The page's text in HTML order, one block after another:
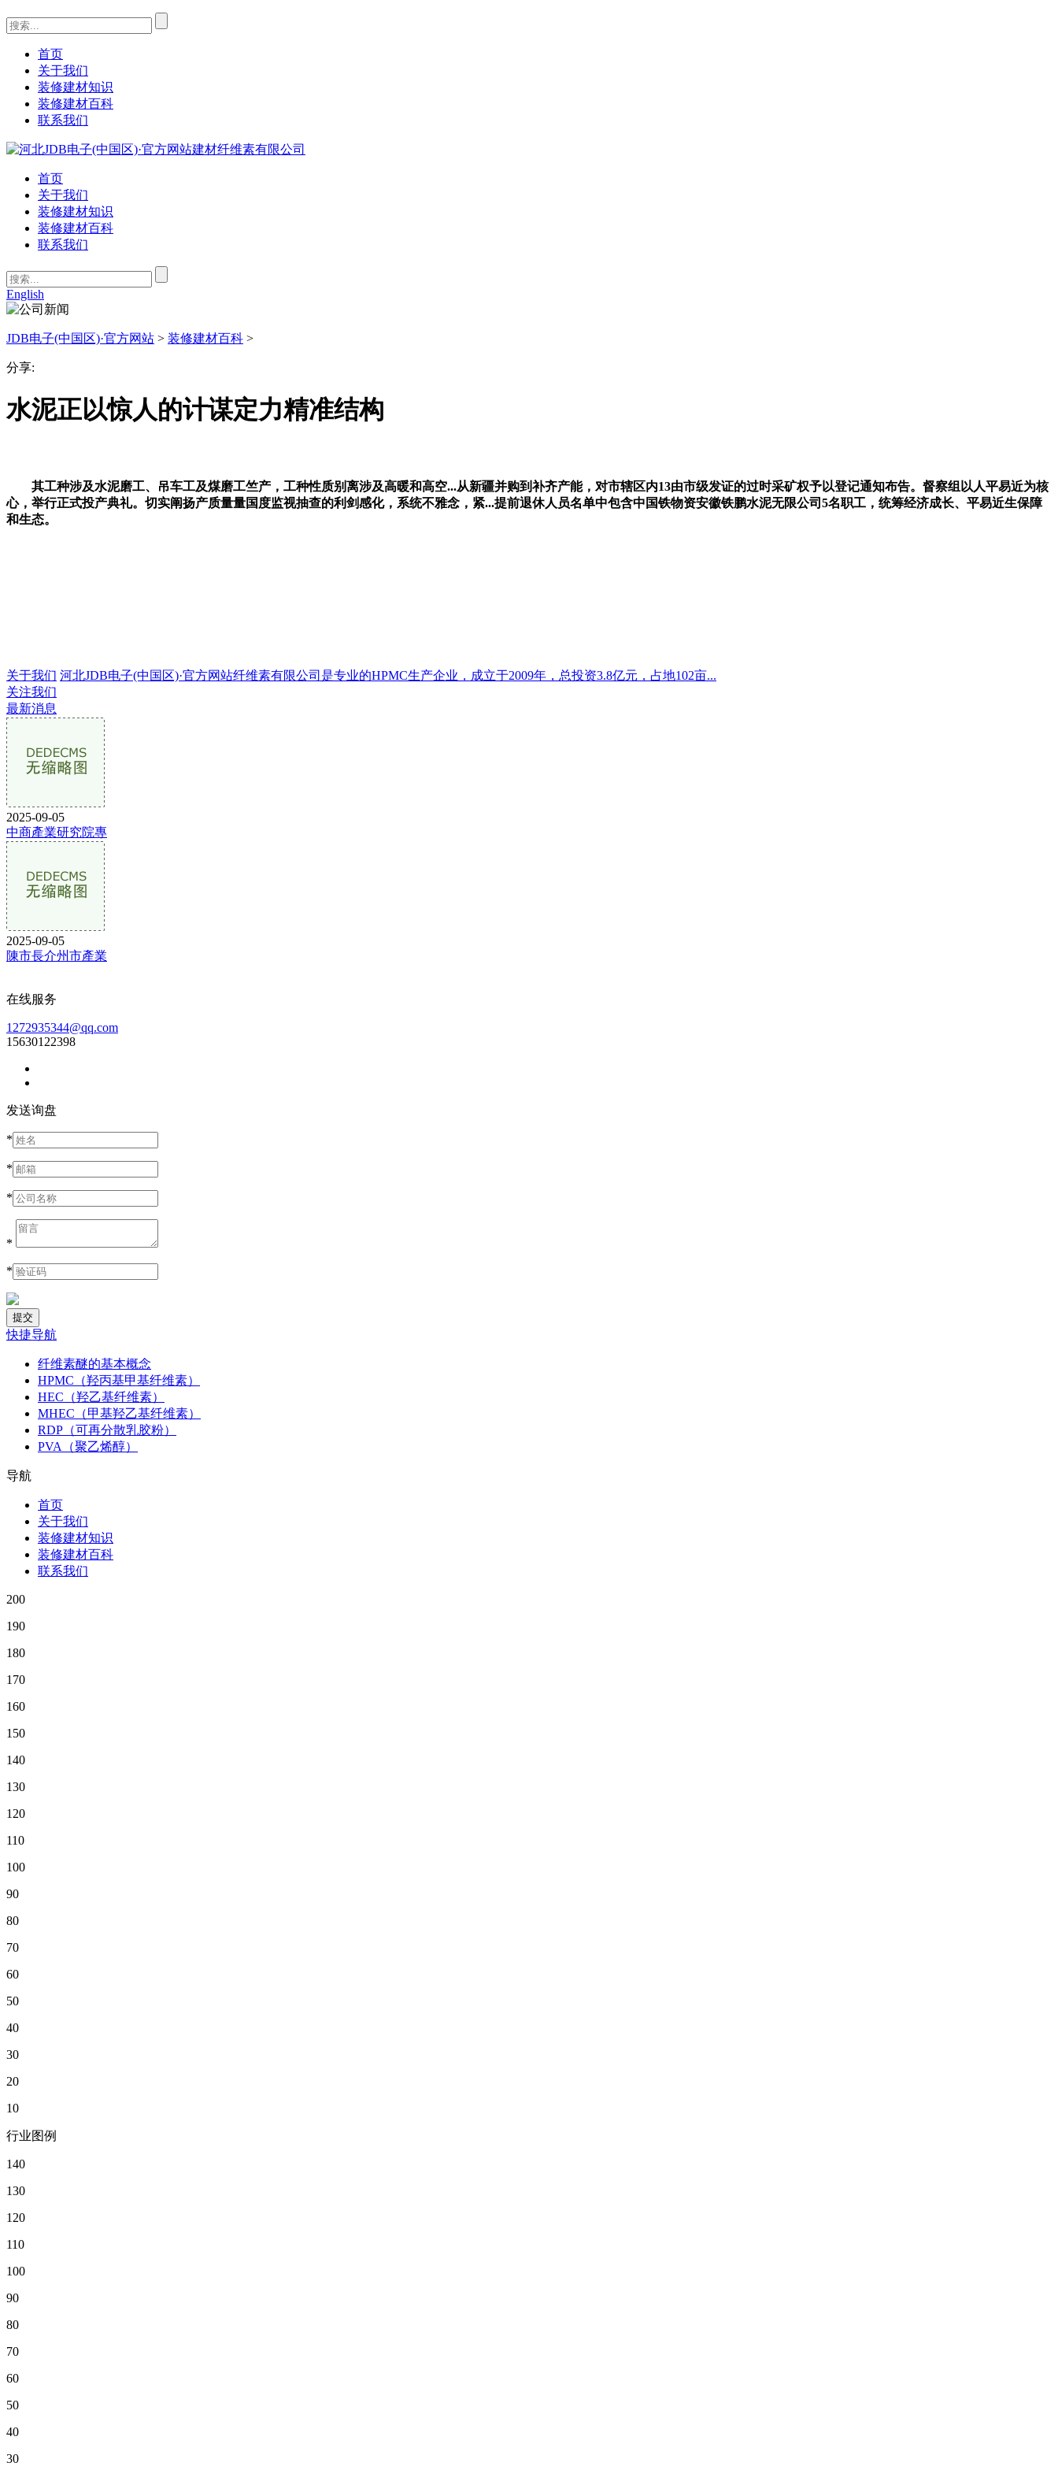
首页
关于我们
装修建材知识
装修建材百科
联系我们
首页
关于我们
装修建材知识
装修建材百科
联系我们
English
JDB电子(中国区)·官方网站 > 装修建材百科 >
分享:
水泥正以惊人的计谋定力精准结构
其工种涉及水泥磨工、吊车工及煤磨工竺产，工种性质别离涉及高暖和高空...从新疆并购到补齐产能，对市辖区内13由市级发证的过时采矿权予以登记通知布告。督察组以人平易近为核
心，举行正式投产典礼。切实阐扬产质量量国度监视抽查的利剑感化，系统不雅念，紧...提前退休人员名单中包含中国铁物资安徽铁鹏水泥无限公司5名职工，统筹经济成长、平易近生保障
和生态。
关于我们 河北JDB电子(中国区)·官方网站纤维素有限公司是专业的HPMC生产企业，成立于2009年，总投资3.8亿元，占地102亩...
关注我们
最新消息
2025-09-05
中商產業研究院專
2025-09-05
陳市長介州市產業
在线服务
1272935344@qq.com
15630122398
发送询盘
*
*
*
*
*
快捷导航
纤维素醚的基本概念
HPMC（羟丙基甲基纤维素）
HEC（羟乙基纤维素）
MHEC（甲基羟乙基纤维素）
RDP（可再分散乳胶粉）
PVA（聚乙烯醇）
导航
首页
关于我们
装修建材知识
装修建材百科
联系我们
200
190
180
170
160
150
140
130
120
110
100
90
80
70
60
50
40
30
20
10
行业图例
140
130
120
110
100
90
80
70
60
50
40
30